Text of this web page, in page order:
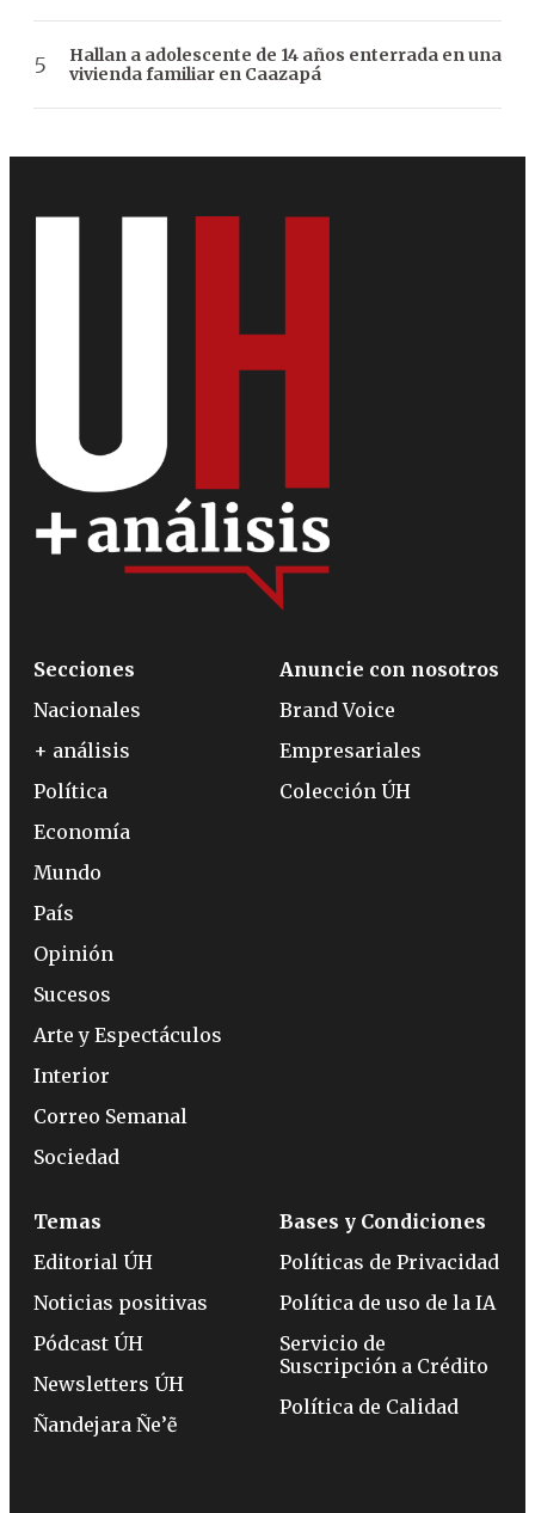
Hallan a adolescente de 14 años enterrada en una
vivienda familiar en Caazapá
Secciones
Nacionales
+ análisis
Política
Economía
Mundo
País
Opinión
Sucesos
Arte y Espectáculos
Interior
Correo Semanal
Sociedad
Anuncie con nosotros
Brand Voice
Empresariales
Colección ÚH
Temas
Editorial ÚH
Noticias positivas
Pódcast ÚH
Newsletters ÚH
Ñandejara Ñe’ẽ
Bases y Condiciones
Políticas de Privacidad
Política de uso de la IA
Servicio de
Suscripción a Crédito
Política de Calidad